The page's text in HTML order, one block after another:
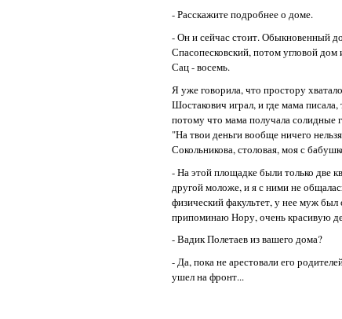
- Расскажите подробнее о доме.
- Он и сейчас стоит. Обыкновенный
Спасопесковский, потом угловой
Сац - восемь.
Я уже говорила, что простору
Шостакович играл, и где мама
потому что мама получала солидные
"На твои деньги вообще ничего
Сокольникова, столовая, моя с
- На этой площадке были только две
другой моложе, и я с ними не
физический факультет, у нее муж
припоминаю Нору, очень красивую
- Вадик Полетаев из вашего дома?
- Да, пока не арестовали его
ушел на фронт...